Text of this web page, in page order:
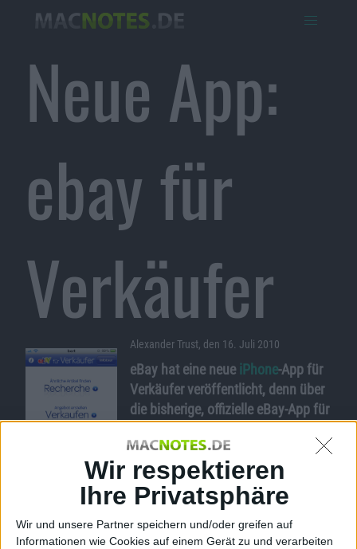
Wir respektieren
Ihre Privatsphäre
Wir und unsere Partner speichern und/oder greifen auf
Informationen wie Cookies auf einem Gerät zu und verarbeiten
Neue App:
ebay für
Verkäufer
Alexander Trust, den 16. Juli 2010
Screenshot
eBay hat eine neue iPhone-App für
Verkäufer veröffentlicht, denn über
die bisherige, offizielle eBay-App für
sich nur Artikel suchen, beobachten
und kaufen. Man kann damit auch
Bewertungen verteilen und seit dem
letzten Update vor einigen Tagen
auch verwandte Apps finden.